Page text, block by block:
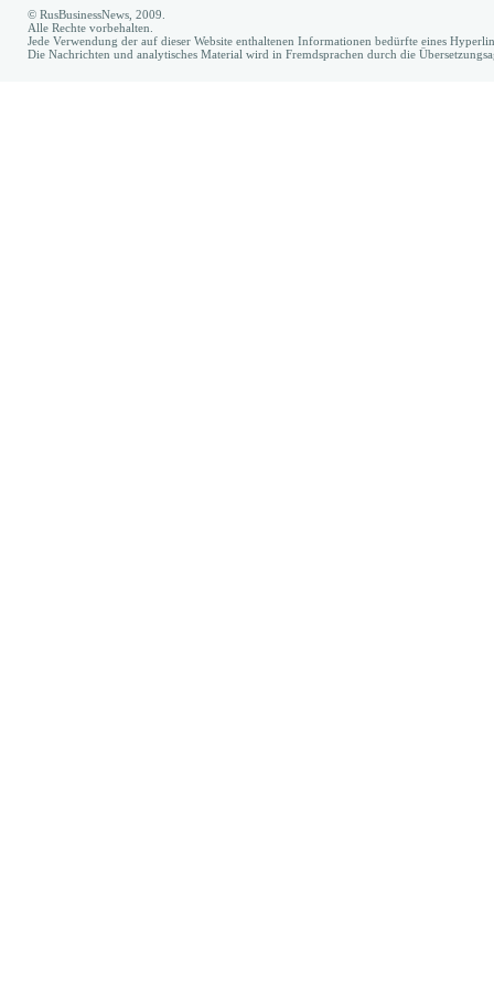
© RusBusinessNews, 2009.
Alle Rechte vorbehalten.
Jede Verwendung der auf dieser Website enthaltenen Informationen bedürfte eines
Die Nachrichten und analytisches Material wird in Fremdsprachen durch die